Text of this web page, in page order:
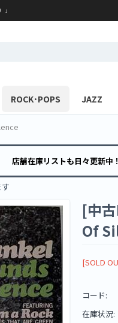
」
ROCK･POPS JAZZ
店舗在庫リストも日々更新中
[中
Of
[SOLD
コード:
在庫状況: